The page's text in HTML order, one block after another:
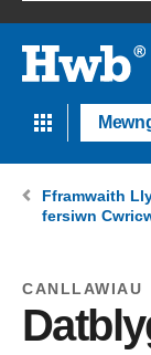
Fframwaith
fersiwn
CANLLAWIAU